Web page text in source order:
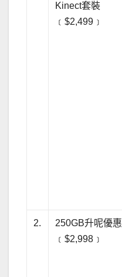
Kinect套裝
﹝$2,499﹞
2.
250GB升呢優惠
﹝$2,998﹞